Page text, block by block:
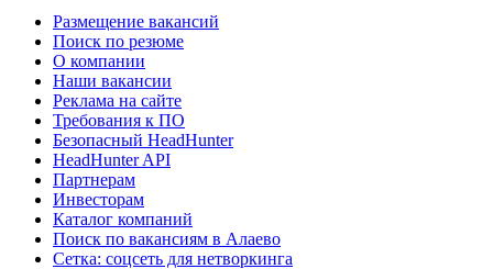
Размещение вакансий
Поиск по резюме
О компании
Наши вакансии
Реклама на сайте
Требования к ПО
Безопасный HeadHunter
HeadHunter API
Партнерам
Инвесторам
Каталог компаний
Поиск по вакансиям в Алаево
Сетка: соцсеть для нетворкинга